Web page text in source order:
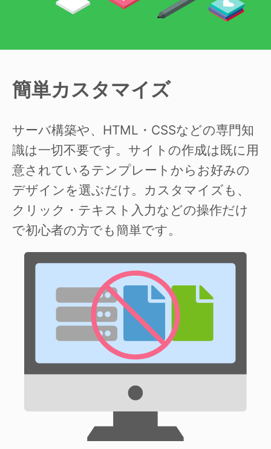
簡単カスタマイズ
サーバ構築や、HTML・CSSなどの専門知
識は一切不要です。サイトの作成は既に用
意されているテンプレートからお好みの
デザインを選ぶだけ。カスタマイズも、
クリック・テキスト入力などの操作だけ
で初心者の方でも簡単です。